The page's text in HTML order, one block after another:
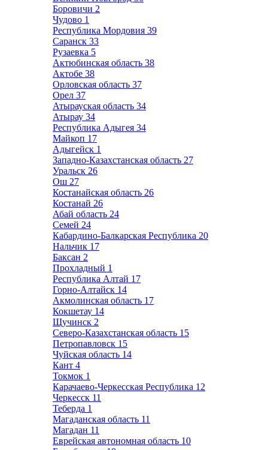
Боровичи 2
Чудово 1
Республика Мордовия 39
Саранск 33
Рузаевка 5
Актюбинская область 38
Актобе 38
Орловская область 37
Орел 37
Атырауская область 34
Атырау 34
Республика Адыгея 34
Майкоп 17
Адыгейск 1
Западно-Казахстанская область 27
Уральск 26
Ош 27
Костанайская область 26
Костанай 26
Абай область 24
Семей 24
Кабардино-Балкарская Республика 20
Нальчик 17
Баксан 2
Прохладный 1
Республика Алтай 17
Горно-Алтайск 14
Акмолинская область 17
Кокшетау 14
Щучинск 2
Северо-Казахстанская область 15
Петропавловск 15
Чуйская область 14
Кант 4
Токмок 1
Карачаево-Черкесская Республика 12
Черкесск 11
Теберда 1
Магаданская область 11
Магадан 11
Еврейская автономная область 10